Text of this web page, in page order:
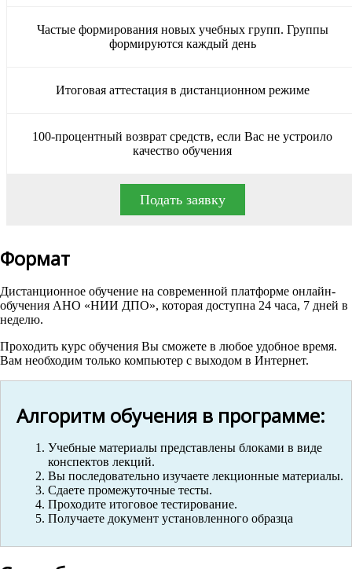
Частые формирования новых учебных групп. Группы
формируются каждый день
Итоговая аттестация в дистанционном режиме
100-процентный возврат средств, если Вас не устроило
качество обучения
Подать заявку
Формат
Дистанционное обучение на современной платформе онлайн-
обучения АНО «НИИ ДПО», которая доступна 24 часа, 7 дней в
неделю.
Проходить курс обучения Вы сможете в любое удобное время.
Вам необходим только компьютер с выходом в Интернет.
Алгоритм обучения в программе:
Учебные материалы представлены блоками в виде
конспектов лекций.
Вы последовательно изучаете лекционные материалы.
Сдаете промежуточные тесты.
Проходите итоговое тестирование.
Получаете документ установленного образца